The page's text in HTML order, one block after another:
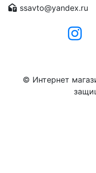
ssavto@yandex.ru
© Интернет